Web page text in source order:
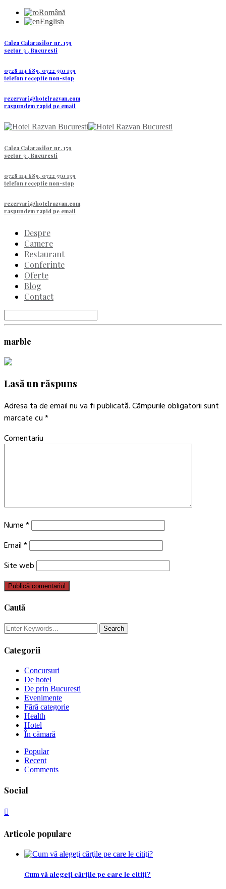
Română
English
Calea Calarasilor nr. 159
sector 3 , Bucuresti
0728 114 689, 0722 550 139
telefon receptie non-stop
rezervari@hotelrazvan.com
raspundem rapid pe email
Calea Calarasilor nr. 159
sector 3 , Bucuresti
0728 114 689, 0722 550 139
telefon receptie non-stop
rezervari@hotelrazvan.com
raspundem rapid pe email
Despre
Camere
Restaurant
Conferinte
Oferte
Blog
Contact
marble
Lasă un răspuns
Adresa ta de email nu va fi publicată. Câmpurile obligatorii sunt
marcate cu *
Comentariu
Nume *
Email *
Site web
Caută
Categorii
Concursuri
De hotel
De prin Bucuresti
Evenimente
Fără categorie
Health
Hotel
În cămară
Popular
Recent
Comments
Social
Articole populare
Cum vă alegeţi cărţile pe care le citiţi?